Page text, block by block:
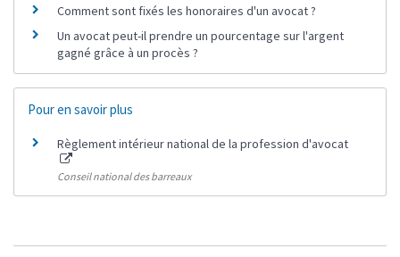
Comment sont fixés les honoraires d'un avocat ?
Un avocat peut-il prendre un pourcentage sur l'argent
gagné grâce à un procès ?
Pour en savoir plus
Règlement intérieur national de la profession d'avocat
Conseil national des barreaux